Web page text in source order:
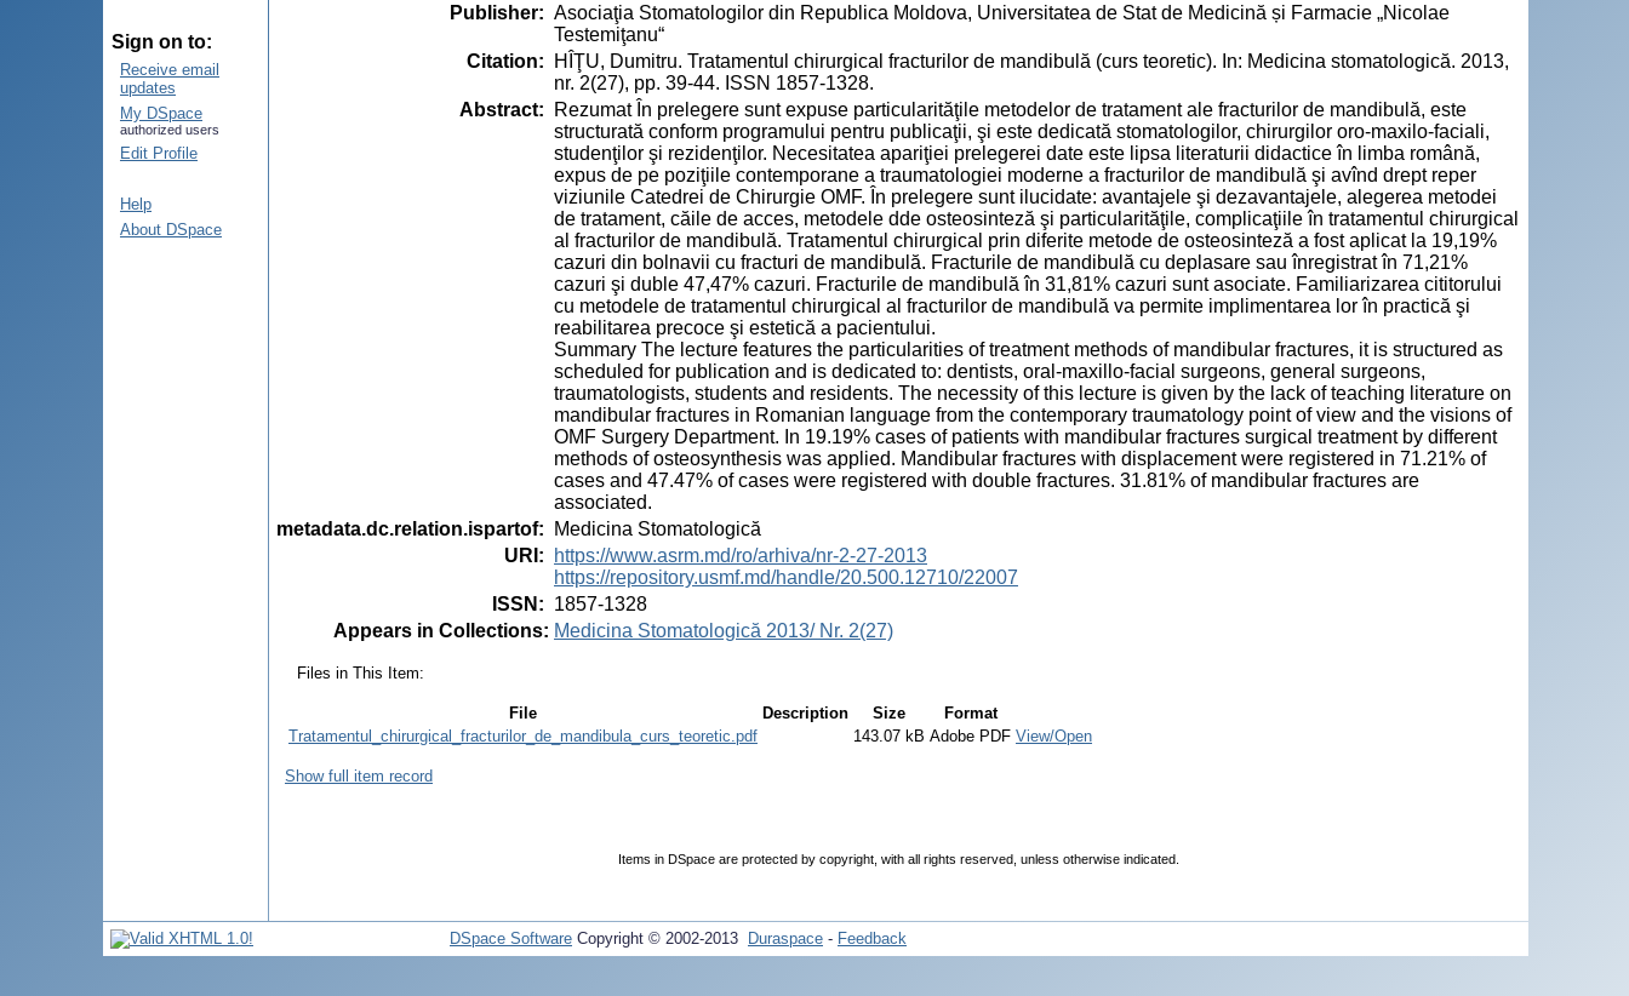
Sign on to:
Receive email
updates
My DSpace
authorized users
Edit Profile
Help
About DSpace
Publisher: Asociaţia Stomatologilor din Republica Moldova, Universitatea de Stat de Medicină și Farmacie „Nicolae
Testemiţanu“
Citation:
HÎŢU, Dumitru. Tratamentul chirurgical fracturilor de mandibulă (curs teoretic). In: Medicina stomatologică. 2013,
nr. 2(27), pp. 39-44. ISSN 1857-1328.
Abstract:
Rezumat În prelegere sunt expuse particularităţile metodelor de tratament ale fracturilor de mandibulă, este
structurată conform programului pentru publicaţii, şi este dedicată stomatologilor, chirurgilor oro-maxilo-faciali,
studenţilor şi rezidenţilor. Necesitatea apariţiei prelegerei date este lipsa literaturii didactice în limba română,
expus de pe poziţiile contemporane a traumatologiei moderne a fracturilor de mandibulă şi avînd drept reper
viziunile Catedrei de Chirurgie OMF. În prelegere sunt ilucidate: avantajele şi dezavantajele, alegerea metodei
de tratament, căile de acces, metodele dde osteosinteză şi particularităţile, complicaţiile în tratamentul chirurgical
al fracturilor de mandibulă. Tratamentul chirurgical prin diferite metode de osteosinteză a fost aplicat la 19,19%
cazuri din bolnavii cu fracturi de mandibulă. Fracturile de mandibulă cu deplasare sau înregistrat în 71,21%
cazuri şi duble 47,47% cazuri. Fracturile de mandibulă în 31,81% cazuri sunt asociate. Familiarizarea cititorului
cu metodele de tratamentul chirurgical al fracturilor de mandibulă va permite implimentarea lor în practică şi
reabilitarea precoce şi estetică a pacientului.
Summary The lecture features the particularities of treatment methods of mandibular fractures, it is structured as
scheduled for publication and is dedicated to: dentists, oral-maxillo-facial surgeons, general surgeons,
traumatologists, students and residents. The necessity of this lecture is given by the lack of teaching literature on
mandibular fractures in Romanian language from the contemporary traumatology point of view and the visions of
OMF Surgery Department. In 19.19% cases of patients with mandibular fractures surgical treatment by different
methods of osteosynthesis was applied. Mandibular fractures with displacement were registered in 71.21% of
cases and 47.47% of cases were registered with double fractures. 31.81% of mandibular fractures are
associated.
metadata.dc.relation.ispartof:
Medicina Stomatologică
URI :
https://www.asrm.md/ro/arhiva/nr-2-27-2013
https://repository.usmf.md/handle/20.500.12710/22007
ISSN : 1857-1328
Appears in Collections: Medicina Stomatologică 2013/ Nr. 2(27)
Files in This Item:
File Description Size
Format
Tratamentul_chirurgical_fracturilor_de_mandibula_curs_teoretic.pdf
143.07 kB Adobe PDF View/Open
Show full item record
Items in DSpace are protected by copyright, with all rights reserved, unless otherwise indicated.
DSpace Software Copyright © 2002-2013 Duraspace - Feedback